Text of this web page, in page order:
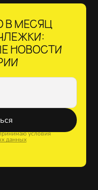
В МЕСЯЦ
НОВОСТИ
условия
данных